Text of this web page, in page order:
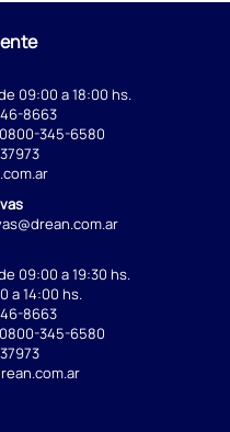
09:00 a 18:00 hs.
8663
0800-345-6580
09:00 a 19:30 hs.
a 14:00 hs.
8663
0800-345-6580